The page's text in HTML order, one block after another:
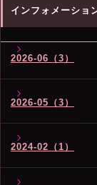
インフォメーショ
2026-06（3）
2026-05（3）
2024-02（1）